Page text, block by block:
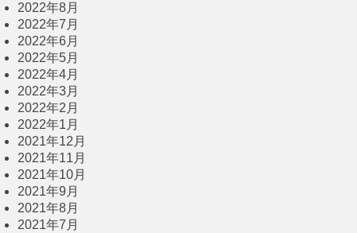
2022年8月
2022年7月
2022年6月
2022年5月
2022年4月
2022年3月
2022年2月
2022年1月
2021年12月
2021年11月
2021年10月
2021年9月
2021年8月
2021年7月